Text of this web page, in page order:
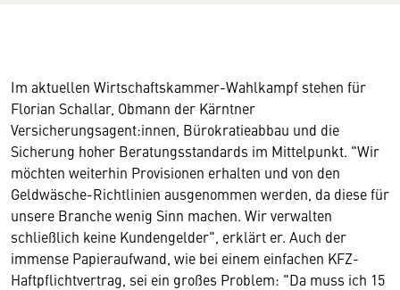
Im aktuellen Wirtschaftskammer-Wahlkampf stehen für
Florian Schallar, Obmann der Kärntner
Versicherungsagent:innen, Bürokratieabbau und die
Sicherung hoher Beratungsstandards im Mittelpunkt. "Wir
möchten weiterhin Provisionen erhalten und von den
Geldwäsche-Richtlinien ausgenommen werden, da diese für
unsere Branche wenig Sinn machen. Wir verwalten
schließlich keine Kundengelder", erklärt er. Auch der
immense Papieraufwand, wie bei einem einfachen KFZ-
Haftpflichtvertrag, sei ein großes Problem: "Da muss ich 15